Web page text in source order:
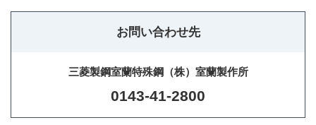
お問い合わせ先
三菱製鋼室蘭特殊鋼（株）室蘭製作所
0143-41-2800